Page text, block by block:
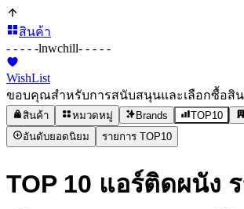
สินค้า
- - - - -lnwchill- - - - -
WishList
ขอบคุณสำหรับการสนับสนุนและเลือกซื้อสิน
สินค้า หมวดหมู่ Brands TOP10
อันดับยอดนิยม
รายการ TOP10
TOP 10 แอร์ติดผนัง